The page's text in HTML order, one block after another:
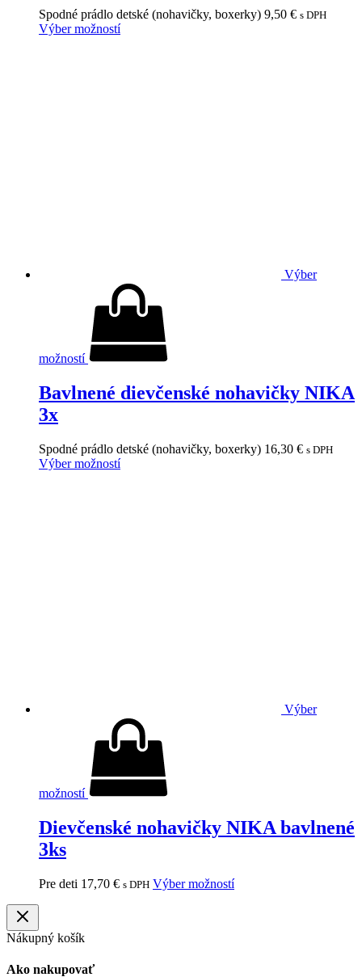
Spodné prádlo detské (nohavičky, boxerky) 9,50 € s DPH
Výber možností
Výber
možností
Bavlnené dievčenské nohavičky NIKA
3x
Spodné prádlo detské (nohavičky, boxerky) 16,30 € s DPH
Výber možností
Výber
možností
Dievčenské nohavičky NIKA bavlnené
3ks
Pre deti 17,70 € s DPH Výber možností
Nákupný košík
Ako nakupovať